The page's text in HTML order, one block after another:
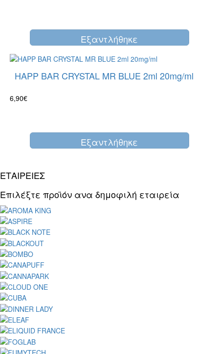
Eξαντλήθηκε
HAPP BAR CRYSTAL MR BLUE 2ml 20mg/ml
6,90€
Eξαντλήθηκε
ΕΤΑΙΡΕΙΕΣ
Επιλέξτε προϊόν ανα δημοφιλή εταιρεία